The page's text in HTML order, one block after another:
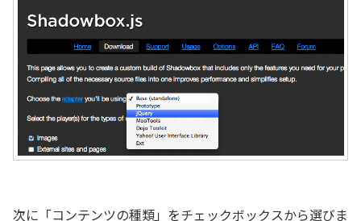
次に「コンテンツの種類」をチェックボックスから選びま